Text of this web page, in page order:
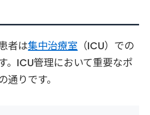
者は集中治療室 （ICU）での
。ICU管理において重要なポ
通りです。